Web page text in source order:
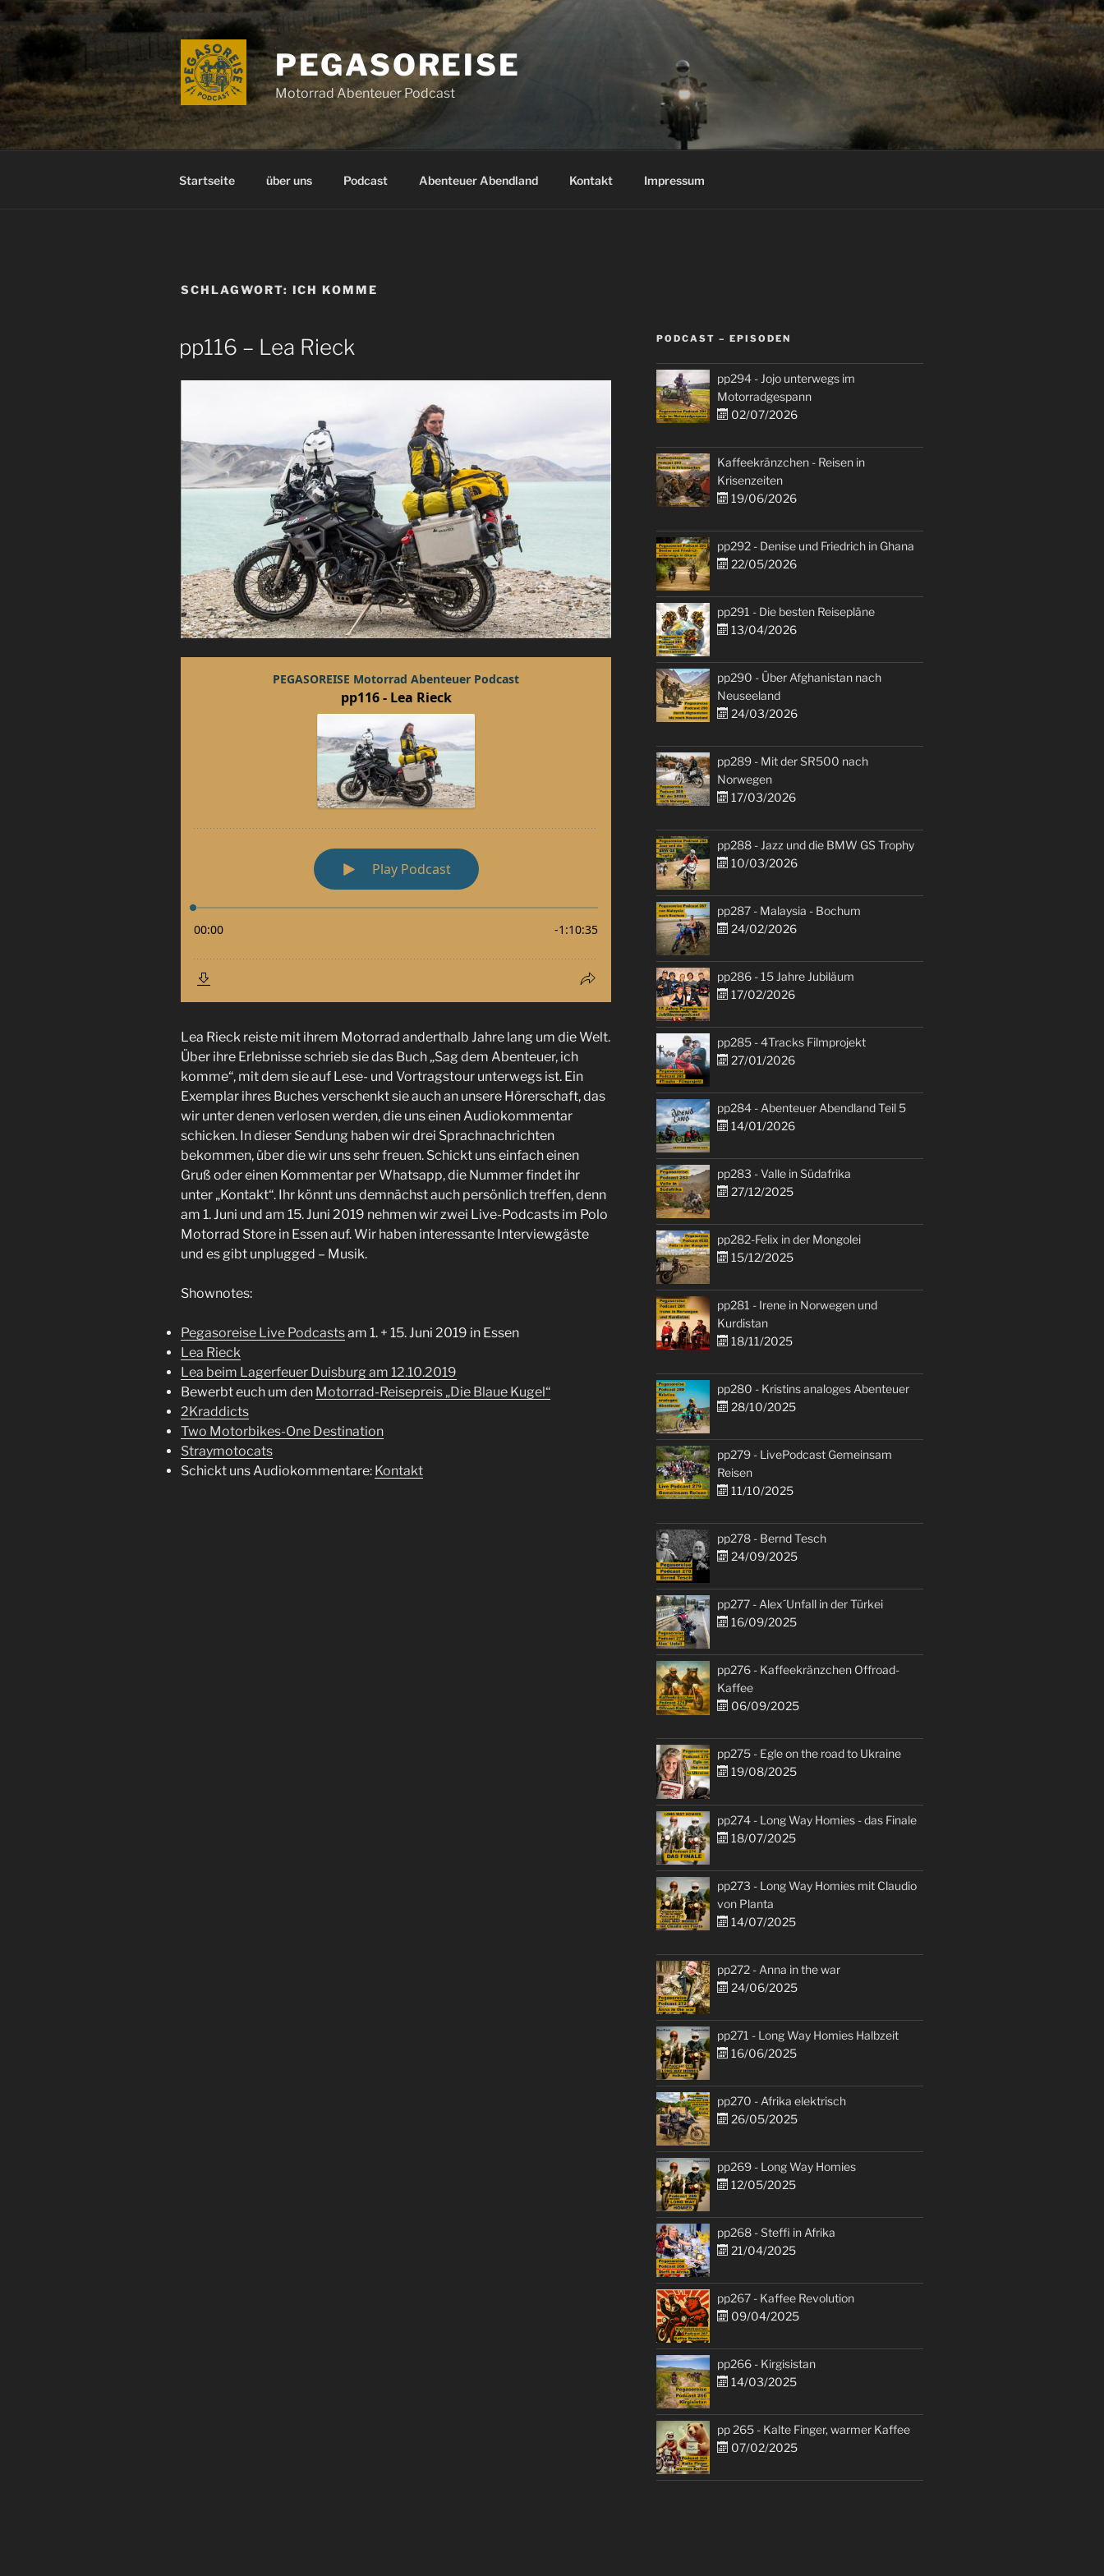
Zum
Inhalt
springen
PEGASOREISE
Motorrad Abenteuer Podcast
Startseite über uns Podcast Abenteuer Abendland Kontakt Impressum
SCHLAGWORT: ICH KOMME
pp116 – Lea Rieck
Lea Rieck reiste mit ihrem Motorrad anderthalb Jahre lang um die Welt.
Über ihre Erlebnisse schrieb sie das Buch „Sag dem Abenteuer, ich
komme“, mit dem sie auf Lese- und Vortragstour unterwegs ist. Ein
Exemplar ihres Buches verschenkt sie auch an unsere Hörerschaft, das
wir unter denen verlosen werden, die uns einen Audiokommentar
schicken. In dieser Sendung haben wir drei Sprachnachrichten
bekommen, über die wir uns sehr freuen. Schickt uns einfach einen
Gruß oder einen Kommentar per Whatsapp, die Nummer findet ihr
unter „Kontakt“. Ihr könnt uns demnächst auch persönlich treffen, denn
am 1. Juni und am 15. Juni 2019 nehmen wir zwei Live-Podcasts im Polo
Motorrad Store in Essen auf. Wir haben interessante Interviewgäste
und es gibt unplugged – Musik.
Shownotes:
Pegasoreise Live Podcastsam 1. + 15. Juni 2019 in Essen
Lea Rieck
Lea beim Lagerfeuer Duisburg am 12.10.2019
Bewerbt euch um den Motorrad-Reisepreis „Die Blaue Kugel“
2Kraddicts
Two Motorbikes-One Destination
Straymotocats
Schickt uns Audiokommentare: Kontakt
PODCAST – EPISODEN
pp294 - Jojo unterwegs im
Motorradgespann
02/07/2026
Kaffeekränzchen - Reisen in
Krisenzeiten
19/06/2026
pp292 - Denise und Friedrich in Ghana
22/05/2026
pp291 - Die besten Reisepläne
13/04/2026
pp290 - Über Afghanistan nach
Neuseeland
24/03/2026
pp289 - Mit der SR500 nach
Norwegen
17/03/2026
pp288 - Jazz und die BMW GS Trophy
10/03/2026
pp287 - Malaysia - Bochum
24/02/2026
pp286 - 15 Jahre Jubiläum
17/02/2026
pp285 - 4Tracks Filmprojekt
27/01/2026
pp284 - Abenteuer Abendland Teil 5
14/01/2026
pp283 - Valle in Südafrika
27/12/2025
pp282-Felix in der Mongolei
15/12/2025
pp281 - Irene in Norwegen und
Kurdistan
18/11/2025
pp280 - Kristins analoges Abenteuer
28/10/2025
pp279 - LivePodcast Gemeinsam
Reisen
11/10/2025
pp278 - Bernd Tesch
24/09/2025
pp277 - Alex´Unfall in der Türkei
16/09/2025
pp276 - Kaffeekränzchen Offroad-
Kaffee
06/09/2025
pp275 - Egle on the road to Ukraine
19/08/2025
pp274 - Long Way Homies - das Finale
18/07/2025
pp273 - Long Way Homies mit Claudio
von Planta
14/07/2025
pp272 - Anna in the war
24/06/2025
pp271 - Long Way Homies Halbzeit
16/06/2025
pp270 - Afrika elektrisch
26/05/2025
pp269 - Long Way Homies
12/05/2025
pp268 - Steffi in Afrika
21/04/2025
pp267 - Kaffee Revolution
09/04/2025
pp266 - Kirgisistan
14/03/2025
pp 265 - Kalte Finger, warmer Kaffee
07/02/2025